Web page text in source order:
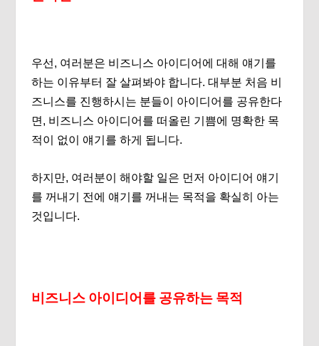
우선, 여러분은 비즈니스 아이디어에 대해 얘기를
하는 이유부터 잘 살펴봐야 합니다. 대부분 처음 비
즈니스를 진행하시는 분들이 아이디어를 공유한다
면, 비즈니스 아이디어를 떠올린 기쁨에 명확한 목
적이 없이 얘기를 하게 됩니다.
하지만, 여러분이 해야할 일은 먼저 아이디어 얘기
를 꺼내기 전에 얘기를 꺼내는 목적을 확실히 아는
것입니다.
비즈니스 아이디어를 공유하는 목적